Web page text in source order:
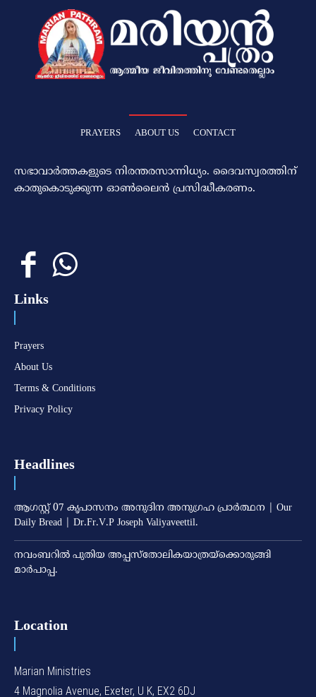
PRAYERS ABOUT US CONTACT
സഭാവാര്‍ത്തകളുടെ നിരന്തരസാന്നിധ്യം. ദൈവസ്വരത്തിന്‌
കാതുകൊടുക്കുന്ന ഓണ്‍ലൈന്‍ പ്രസിദ്ധീകരണം.
Links
Prayers
About Us
Terms & Conditions
Privacy Policy
Headlines
ആഗസ്റ്റ് 07 കൃപാസനം അനുദിന അനുഗ്രഹ പ്രാർത്ഥന | Our
Daily Bread | Dr.Fr.V.P Joseph Valiyaveettil.
നവംബറില്‍ പുതിയ അപ്പസ്‌തോലികയാത്രയ്‌ക്കൊരുങ്ങി
മാര്‍പാപ്പ.
Location
Marian Ministries
4 Magnolia Avenue, Exeter, U K, EX2 6DJ